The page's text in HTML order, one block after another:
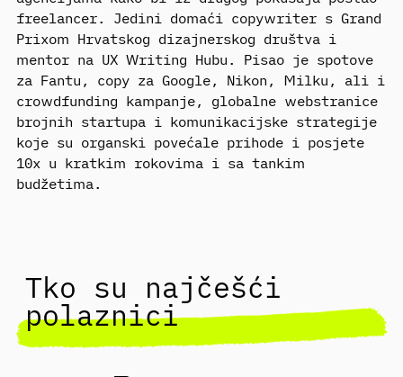
freelancer. Jedini domaći copywriter s Grand
Prixom Hrvatskog dizajnerskog društva i
mentor na UX Writing Hubu. Pisao je spotove
za Fantu, copy za Google, Nikon, Milku, ali i
crowdfunding kampanje, globalne webstranice
brojnih startupa i komunikacijske strategije
koje su organski povećale prihode i posjete
10x u kratkim rokovima i sa tankim
budžetima.
Tko su najčešći
polaznici